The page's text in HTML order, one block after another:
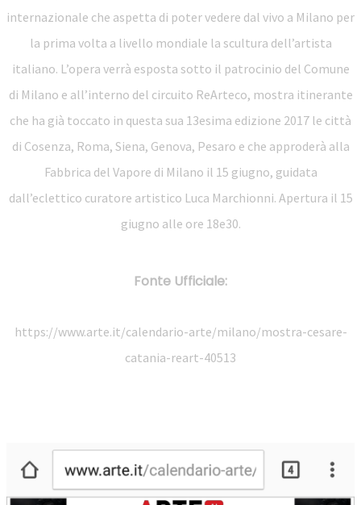
internazionale che aspetta di poter vedere dal vivo a Milano per
la prima volta a livello mondiale la scultura dell’artista
italiano. L’opera verrà esposta sotto il patrocinio del Comune
di Milano e all’interno del circuito ReArteco, mostra itinerante
che ha già toccato in questa sua 13esima edizione 2017 le città
di Cosenza, Roma, Siena, Genova, Pesaro e che approderà alla
Fabbrica del Vapore di Milano il 15 giugno, guidata
dall’eclettico curatore artistico Luca Marchionni. Apertura il 15
giugno alle ore 18e30.
Fonte Ufficiale:
https://www.arte.it/calendario-arte/milano/mostra-cesare-
catania-reart-40513